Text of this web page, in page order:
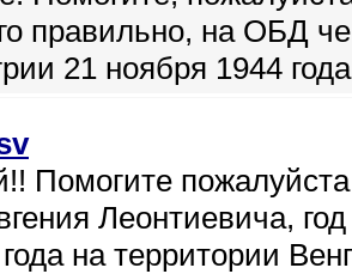
правильно, на ОБД
21 ноября 1944
Помогите
Леонтиевича,
на территории